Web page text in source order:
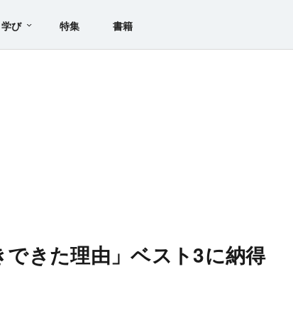
学び 特集 書籍
きた理由」ベスト3に納得